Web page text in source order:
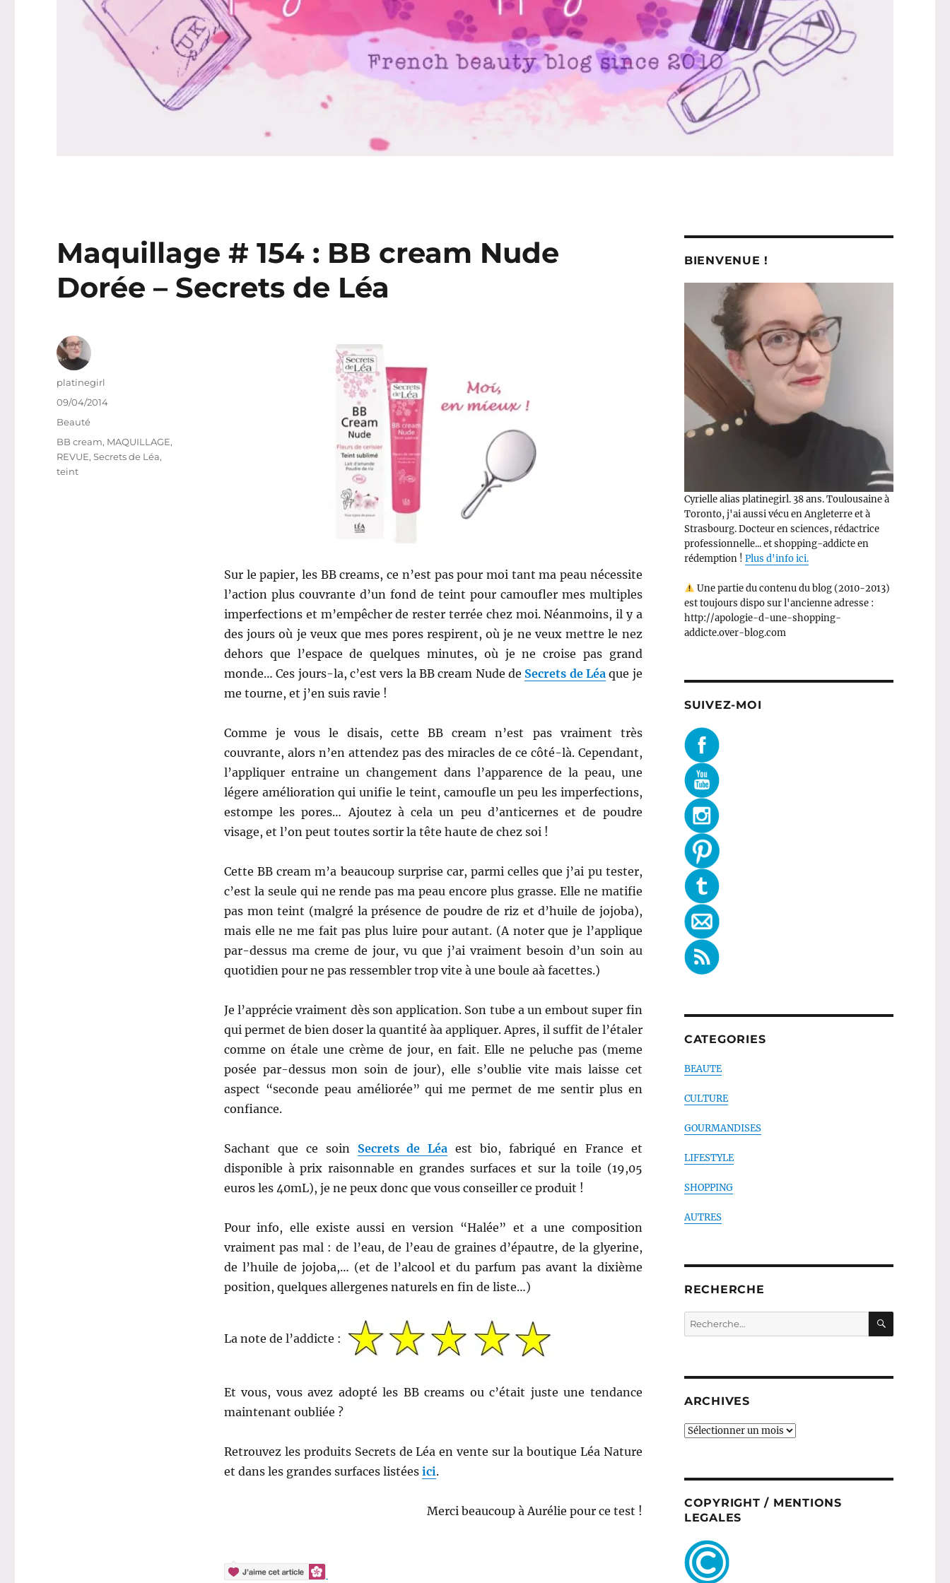
Maquillage # 154 : BB cream Nude
Dorée – Secrets de Léa
Sur le papier, les BB creams, ce n’est pas pour moi tant ma peau nécessite
l’action plus couvrante d’un fond de teint pour camoufler mes multiples
imperfections et m’empêcher de rester terrée chez moi. Néanmoins, il y a
des jours où je veux que mes pores respirent, où je ne veux mettre le nez
dehors que l’espace de quelques minutes, où je ne croise pas grand
monde… Ces jours-la, c’est vers la BB cream Nude de Secrets de Léa que je
me tourne, et j’en suis ravie !
Comme je vous le disais, cette BB cream n’est pas vraiment très
couvrante, alors n’en attendez pas des miracles de ce côté-là. Cependant,
l’appliquer entraine un changement dans l’apparence de la peau, une
légere amélioration qui unifie le teint, camoufle un peu les imperfections,
estompe les pores… Ajoutez à cela un peu d’anticernes et de poudre
visage, et l’on peut toutes sortir la tête haute de chez soi !
Cette BB cream m’a beaucoup surprise car, parmi celles que j’ai pu tester,
c’est la seule qui ne rende pas ma peau encore plus grasse. Elle ne matifie
pas mon teint (malgré la présence de poudre de riz et d’huile de jojoba),
mais elle ne me fait pas plus luire pour autant. (A noter que je l’applique
par-dessus ma creme de jour, vu que j’ai vraiment besoin d’un soin au
quotidien pour ne pas ressembler trop vite à une boule aà facettes.)
Je l’apprécie vraiment dès son application. Son tube a un embout super fin
qui permet de bien doser la quantité àa appliquer. Apres, il suffit de l’étaler
comme on étale une crème de jour, en fait. Elle ne peluche pas (meme
posée par-dessus mon soin de jour), elle s’oublie vite mais laisse cet
aspect “seconde peau améliorée” qui me permet de me sentir plus en
confiance.
Sachant que ce soin Secrets de Léa est bio, fabriqué en France et
disponible à prix raisonnable en grandes surfaces et sur la toile (19,05
euros les 40mL), je ne peux donc que vous conseiller ce produit !
Pour info, elle existe aussi en version “Halée” et a une composition
vraiment pas mal : de l’eau, de l’eau de graines d’épautre, de la glyerine,
de l’huile de jojoba,… (et de l’alcool et du parfum pas avant la dixième
position, quelques allergenes naturels en fin de liste…)
La note de l’addicte :
Et vous, vous avez adopté les BB creams ou c’était juste une tendance
maintenant oubliée ?
Retrouvez les produits Secrets de Léa en vente sur la boutique Léa Nature
et dans les grandes surfaces listées ici.
Merci beaucoup à Aurélie pour ce test !
Auteur
platinegirl
Publié
09/04/2014
Catégories
Beauté
Étiquettes
BB cream, MAQUILLAGE,
REVUE,Secrets de Léa,
teint
BIENVENUE !
Cyrielle alias platinegirl. 38 ans. Toulousaine à
Toronto, j'ai aussi vécu en Angleterre et à
Strasbourg. Docteur en sciences, rédactrice
professionnelle... et shopping-addicte en
rédemption ! Plus d'info ici.
Une partie du contenu du blog (2010-2013)
est toujours dispo sur l'ancienne adresse :
http://apologie-d-une-shopping-
addicte.over-blog.com
SUIVEZ-MOI
CATEGORIES
BEAUTE
CULTURE
GOURMANDISES
LIFESTYLE
SHOPPING
AUTRES
RECHERCHE
Recherche
pour :
ARCHIVES
ARCHIVES
COPYRIGHT / MENTIONS
LEGALES